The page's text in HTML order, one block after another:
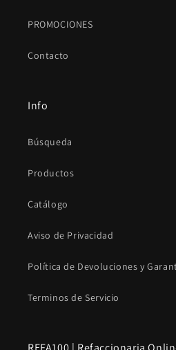
PROMOCIONES
Contacto
Info
Búsqueda
Productos
Catálogo
Aviso de Privacidad
Política de Devoluciones y
Terminos de Servicio